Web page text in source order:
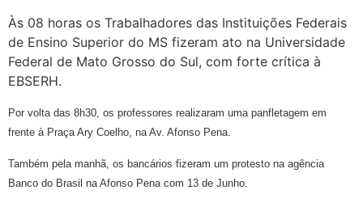
Às 08 horas os Trabalhadores das Instituições Federais
de Ensino Superior do MS fizeram ato na Universidade
Federal de Mato Grosso do Sul, com forte crítica à
EBSERH.
Por volta das 8h30, os professores realizaram uma panfletagem em
frente à Praça Ary Coelho, na Av. Afonso Pena.
Também pela manhã, os bancários fizeram um protesto na agência
Banco do Brasil na Afonso Pena com 13 de Junho.